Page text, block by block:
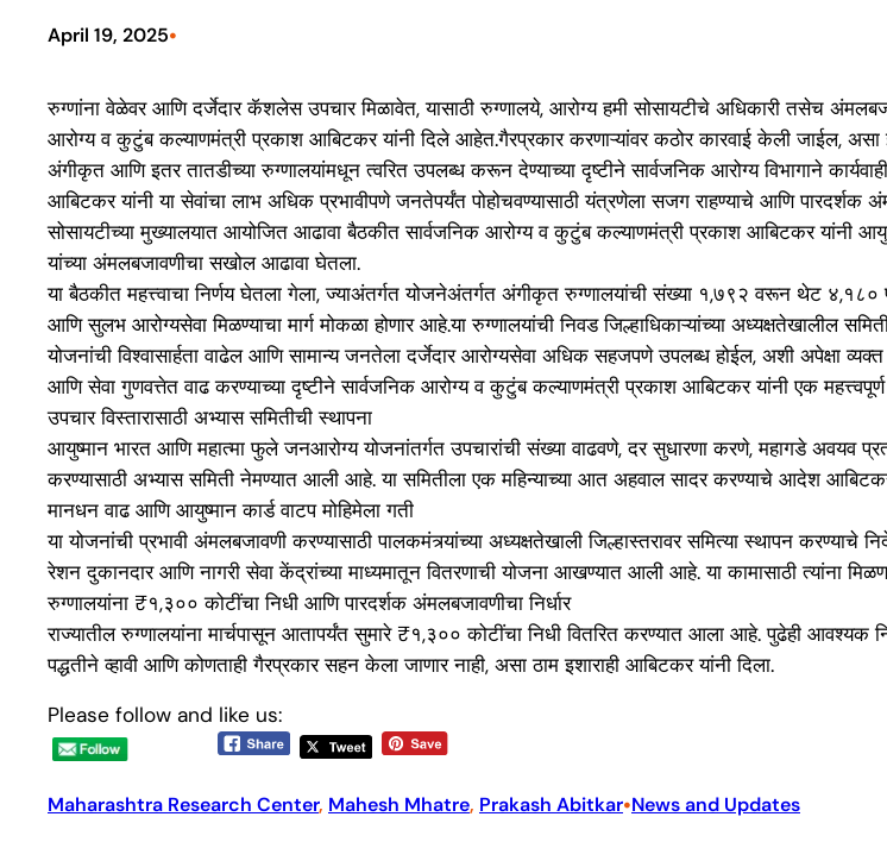
April 19, 2025•
रुग्णांना वेळेवर आणि दर्जेदार कॅशलेस उपचार मिळावेत, यासाठी रुग्णालये, आरोग्य हमी सोसायटीचे अधिकारी तसेच
आरोग्य व कुटुंब कल्याणमंत्री प्रकाश आबिटकर यांनी दिले आहेत.गैरप्रकार करणाऱ्यांवर कठोर कारवाई केली जाईल, असा
अंगीकृत आणि इतर तातडीच्या रुग्णालयांमधून त्वरित उपलब्ध करून देण्याच्या दृष्टीने सार्वजनिक आरोग्य विभागाने
आबिटकर यांनी या सेवांचा लाभ अधिक प्रभावीपणे जनतेपर्यंत पोहोचवण्यासाठी यंत्रणेला सजग राहण्याचे आणि
सोसायटीच्या मुख्यालयात आयोजित आढावा बैठकीत सार्वजनिक आरोग्य व कुटुंब कल्याणमंत्री प्रकाश आबिटकर यांनी
यांच्या अंमलबजावणीचा सखोल आढावा घेतला.
या बैठकीत महत्त्वाचा निर्णय घेतला गेला, ज्याअंतर्गत योजनेअंतर्गत अंगीकृत रुग्णालयांची संख्या १,७९२ वरून थेट ४,१८०
आणि सुलभ आरोग्यसेवा मिळण्याचा मार्ग मोकळा होणार आहे.या रुग्णालयांची निवड जिल्हाधिकाऱ्यांच्या अध्यक्षतेखालील
योजनांची विश्वासार्हता वाढेल आणि सामान्य जनतेला दर्जेदार आरोग्यसेवा अधिक सहजपणे उपलब्ध होईल, अशी अपेक्षा
आणि सेवा गुणवत्तेत वाढ करण्याच्या दृष्टीने सार्वजनिक आरोग्य व कुटुंब कल्याणमंत्री प्रकाश आबिटकर यांनी एक
उपचार विस्तारासाठी अभ्यास समितीची स्थापना
आयुष्मान भारत आणि महात्मा फुले जनआरोग्य योजनांतर्गत उपचारांची संख्या वाढवणे, दर सुधारणा करणे, महागडे अवयव
करण्यासाठी अभ्यास समिती नेमण्यात आली आहे. या समितीला एक महिन्याच्या आत अहवाल सादर करण्याचे आदेश
मानधन वाढ आणि आयुष्मान कार्ड वाटप मोहिमेला गती
या योजनांची प्रभावी अंमलबजावणी करण्यासाठी पालकमंत्र्यांच्या अध्यक्षतेखाली जिल्हास्तरावर समित्या स्थापन
रेशन दुकानदार आणि नागरी सेवा केंद्रांच्या माध्यमातून वितरणाची योजना आखण्यात आली आहे. या कामासाठी त्यांना
रुग्णालयांना ₹१,३०० कोटींचा निधी आणि पारदर्शक अंमलबजावणीचा निर्धार
राज्यातील रुग्णालयांना मार्चपासून आतापर्यंत सुमारे ₹१,३०० कोटींचा निधी वितरित करण्यात आला आहे. पुढेही
पद्धतीने व्हावी आणि कोणताही गैरप्रकार सहन केला जाणार नाही, असा ठाम इशाराही आबिटकर यांनी दिला.
Please follow and like us:
Maharashtra Research Center, Mahesh Mhatre, Prakash Abitkar•News and Updates